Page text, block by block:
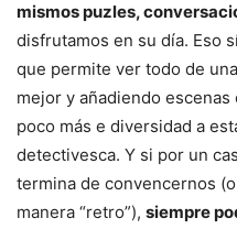
mismos puzles,
disfrutamos en su día. Eso
que permite ver todo de
mejor y añadiendo
poco más e diversidad a
detectivesca. Y si por un
termina de convencernos
manera “retro”), siempre